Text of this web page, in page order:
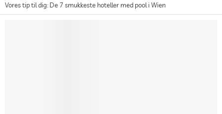
Vores tip til dig: De 7 smukkeste hoteller med pool i Wien